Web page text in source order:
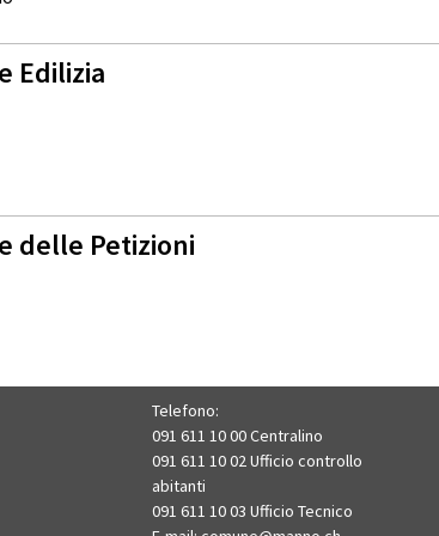
Edilizia
delle Petizioni
Telefono:
091 611 10 00 Centralino
091 611 10 02 Ufficio controllo
abitanti
091 611 10 03 Ufficio Tecnico